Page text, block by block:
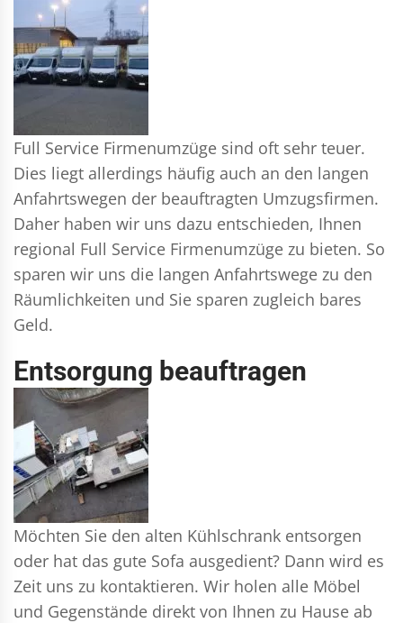
Full Service Firmenumzüge sind oft sehr teuer.
Dies liegt allerdings häufig auch an den langen
Anfahrtswegen der beauftragten Umzugsfirmen.
Daher haben wir uns dazu entschieden, Ihnen
regional Full Service Firmenumzüge zu bieten. So
sparen wir uns die langen Anfahrtswege zu den
Räumlichkeiten und Sie sparen zugleich bares
Geld.
Entsorgung beauftragen
Möchten Sie den alten Kühlschrank entsorgen
oder hat das gute Sofa ausgedient? Dann wird es
Zeit uns zu kontaktieren. Wir holen alle Möbel
und Gegenstände direkt von Ihnen zu Hause ab